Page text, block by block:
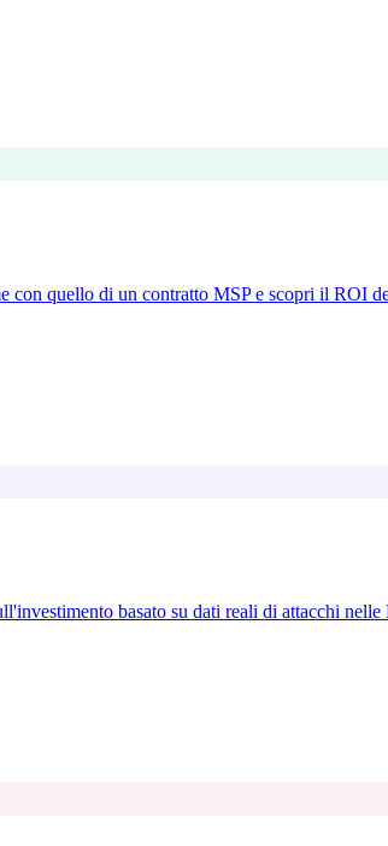
quello di un contratto MSP e scopri il ROI
basato su dati reali di attacchi